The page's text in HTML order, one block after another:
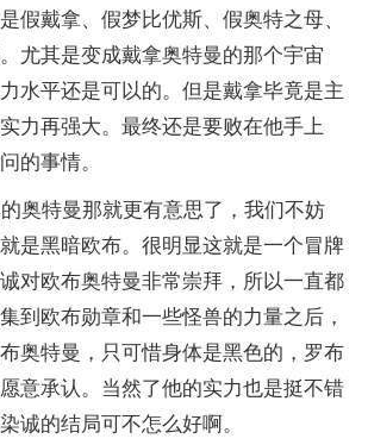
假戴拿、假梦比优斯、假奥特之母、
尤其是变成戴拿奥特曼的那个宇宙
水平还是可以的。但是戴拿毕竟是主
力再强大。最终还是要败在他手上
的事情。
奥特曼那就更有意思了，我们不妨
是黑暗欧布。很明显这就是一个冒牌
对欧布奥特曼非常崇拜，所以一直都
到欧布勋章和一些怪兽的力量之后，
奥特曼，只可惜身体是黑色的，罗布
意承认。当然了他的实力也是挺不错
诚的结局可不怎么好啊。